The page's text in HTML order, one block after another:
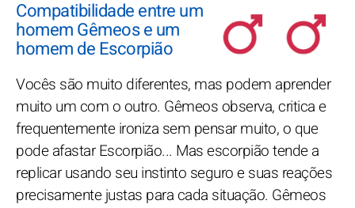
Compatibilidade entre um
homem Gêmeos e um
homem de Escorpião
Vocês são muito diferentes, mas podem aprender
muito um com o outro. Gêmeos observa, critica e
frequentemente ironiza sem pensar muito, o que
pode afastar Escorpião... Mas escorpião tende a
replicar usando seu instinto seguro e suas reações
precisamente justas para cada situação. Gêmeos